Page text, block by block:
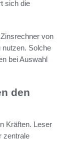
sich die
von
nutzen. Solche
bei Auswahl
den
Kräften. Leser
zentrale